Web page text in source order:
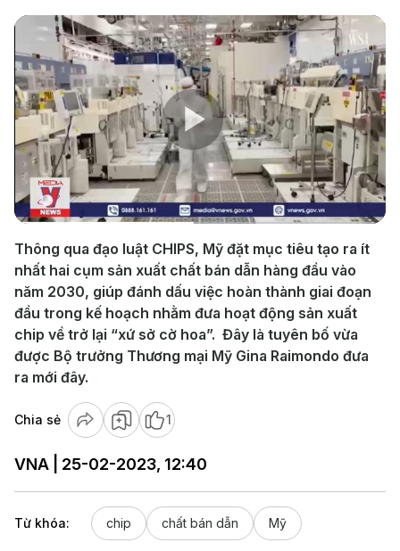
Play
Video
Thông qua đạo luật CHIPS, Mỹ đặt mục tiêu tạo ra ít
nhất hai cụm sản xuất chất bán dẫn hàng đầu vào
năm 2030, giúp đánh dấu việc hoàn thành giai đoạn
đầu trong kế hoạch nhằm đưa hoạt động sản xuất
chip về trở lại “xứ sở cờ hoa”. Đây là tuyên bố vừa
được Bộ trưởng Thương mại Mỹ Gina Raimondo đưa
ra mới đây.
Chia sẻ 1
VNA | 25-02-2023, 12:40
Từ khóa: chip chất bán dẫn Mỹ